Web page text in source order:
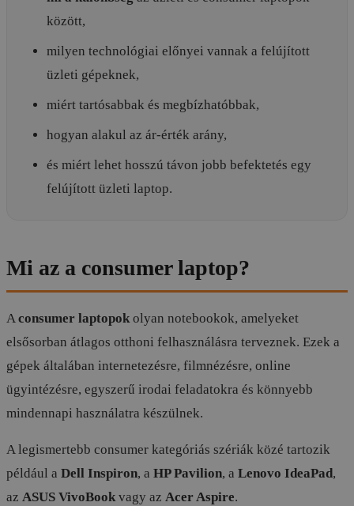
között,
milyen technológiai előnyei vannak a felújított
üzleti gépeknek,
miért tartósabbak és megbízhatóbbak,
hogyan alakul az ár-érték arány,
és miért lehet hosszú távon jobb befektetés egy
felújított üzleti laptop.
Mi az a consumer laptop?
Aconsumer laptopokolyan notebookok, amelyeket
elsősorban átlagos otthoni felhasználásra terveznek. Ezek a
gépek általában internetezésre, filmnézésre, online
ügyintézésre, egyszerű irodai feladatokra és könnyebb
mindennapi használatra készülnek.
A legismertebb consumer kategóriás szériák közé tartozik
például a Dell Inspiron, a HP Pavilion, a Lenovo IdeaPad,
az ASUS VivoBookvagy az Acer Aspire.